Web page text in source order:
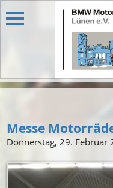
Messe
Donnerstag, 29. Februar